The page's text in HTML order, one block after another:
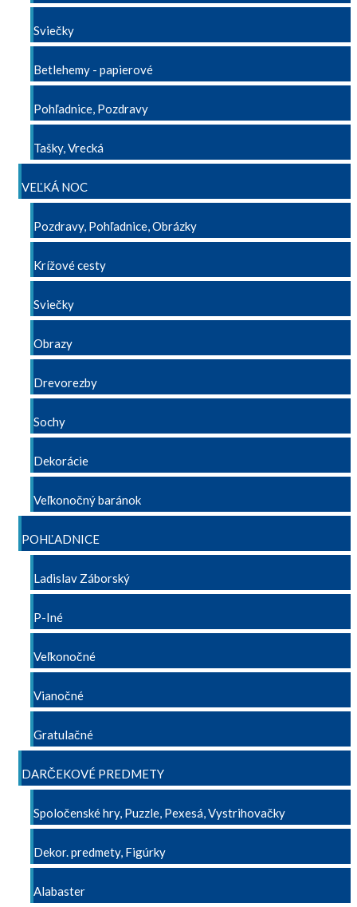
Sviečky
Betlehemy - papierové
Pohľadnice, Pozdravy
Tašky, Vrecká
VEĽKÁ NOC
Pozdravy, Pohľadnice, Obrázky
Krížové cesty
Sviečky
Obrazy
Drevorezby
Sochy
Dekorácie
Veľkonočný baránok
POHĽADNICE
Ladislav Záborský
P-Iné
Veľkonočné
Vianočné
Gratulačné
DARČEKOVÉ PREDMETY
Spoločenské hry, Puzzle, Pexesá, Vystrihovačky
Dekor. predmety, Figúrky
Alabaster